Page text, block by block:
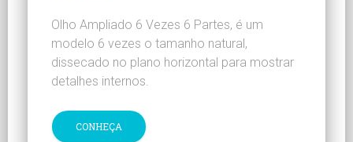
Olho Ampliado 6 Vezes 6 Partes, é um
modelo 6 vezes o tamanho natural,
dissecado no plano horizontal para mostrar
detalhes internos.
CONHEÇA